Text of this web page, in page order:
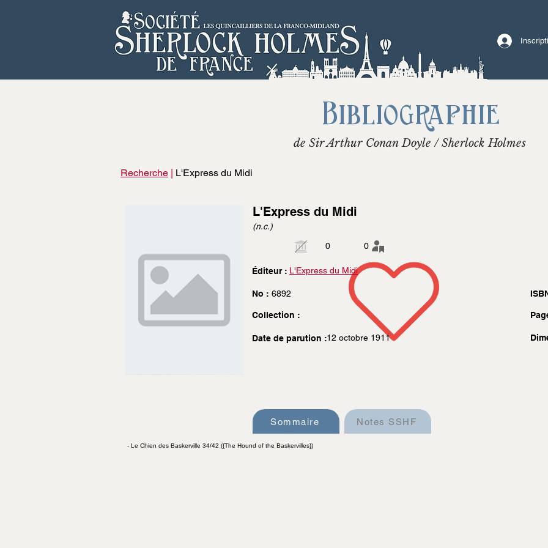
Bibliographie
de Sir Arthur Conan Doyle / Sherlock Holmes
Recherche | L'Express du Midi
L'Express du Midi
(n.c.)
0
0
Éditeur : L'Express du Midi
No : 6892
Collection :
Date de parution :12 octobre 1911
Sommaire Notes SSHF
- Le Chien des Baskerville 34/42 ({The Hound of the Baskervilles})